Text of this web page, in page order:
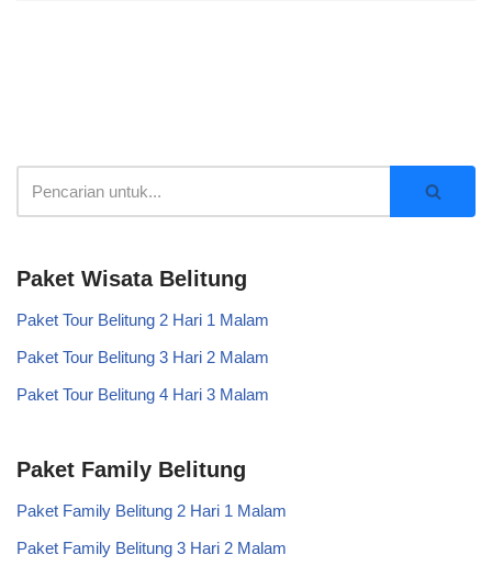
Paket Wisata Belitung
Paket Tour Belitung 2 Hari 1 Malam
Paket Tour Belitung 3 Hari 2 Malam
Paket Tour Belitung 4 Hari 3 Malam
Paket Family Belitung
Paket Family Belitung 2 Hari 1 Malam
Paket Family Belitung 3 Hari 2 Malam